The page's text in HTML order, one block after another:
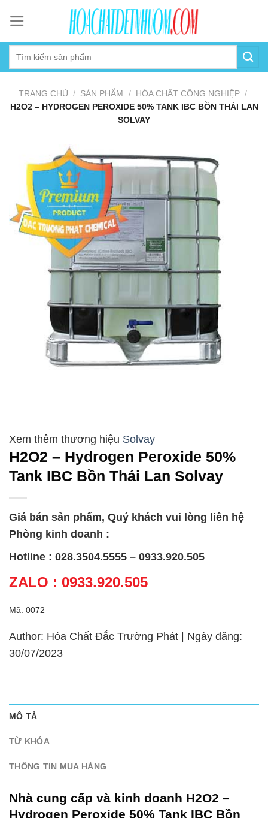
content
TRANG CHỦ / SẢN PHẨM / HÓA CHẤT CÔNG NGHIỆP /
H2O2 – HYDROGEN PEROXIDE 50% TANK IBC BỒN THÁI LAN
SOLVAY
Solvay
H2O2 – Hydrogen Peroxide 50%
Tank IBC Bồn Thái Lan Solvay
Giá bán sản phẩm, Quý khách vui lòng liên hệ
Phòng kinh doanh :
Hotline : 028.3504.5555 – 0933.920.505
ZALO : 0933.920.505
Mã: 0072
Author: Hóa Chất Đắc Trường Phát | Ngày đăng:
30/07/2023
MÔ TẢ
TỪ KHÓA
THÔNG TIN MUA HÀNG
Nhà cung cấp và kinh doanh H2O2 –
Hydrogen Peroxide 50% Tank IBC Bồn